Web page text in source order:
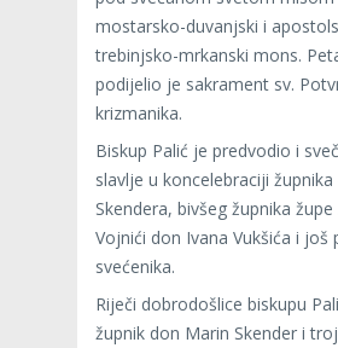
mostarsko-duvanjski i
trebinjsko-mrkanski mons.
podijelio je sakrament sv.
krizmanika.
Biskup Palić je predvodio i
slavlje u koncelebraciji
Skendera, bivšeg župnika župe
Vojnići don Ivana Vukšića i još
svećenika.
Riječi dobrodošlice biskupu
župnik don Marin Skender i